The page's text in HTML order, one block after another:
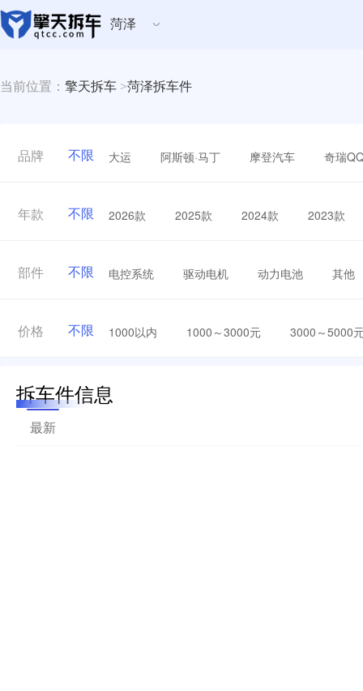
菏泽
当前位置： 擎天拆车 >菏泽拆车件
品牌 不限 大运 阿斯顿·马丁 摩登汽车 奇瑞
年款 不限 2026款 2025款 2024款 2023款
部件 不限 电控系统 驱动电机 动力电池 其他
价格 不限 1000以内 1000～3000元 3000～5000
拆车件信息
最新